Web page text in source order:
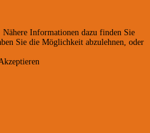
Nähere Informationen dazu finden Sie
Sie die Möglichkeit abzulehnen, oder